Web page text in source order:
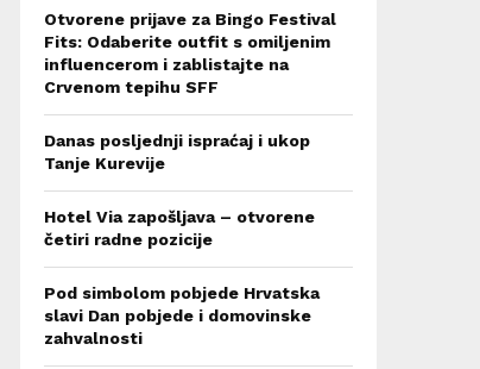
Otvorene prijave za Bingo Festival
Fits: Odaberite outfit s omiljenim
influencerom i zablistajte na
Crvenom tepihu SFF
Danas posljednji ispraćaj i ukop
Tanje Kurevije
Hotel Via zapošljava – otvorene
četiri radne pozicije
Pod simbolom pobjede Hrvatska
slavi Dan pobjede i domovinske
zahvalnosti